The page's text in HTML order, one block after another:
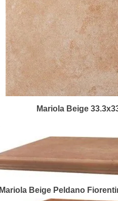
Mariola Beige
Mariola Beige Peldano